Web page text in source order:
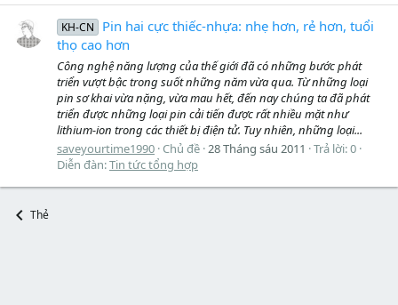
KH-CN
Pin hai cực thiếc-nhựa: nhẹ hơn, rẻ hơn, tuổi
thọ cao hơn
Công nghệ năng lượng của thế giới đã có những bước phát
triển vượt bậc trong suốt những năm vừa qua. Từ những loại
pin sơ khai vừa nặng, vừa mau hết, đến nay chúng ta đã phát
triển được những loại pin cải tiến được rất nhiều mặt như
lithium-ion trong các thiết bị điện tử. Tuy nhiên, những loại...
saveyourtime1990 Chủ đề 28 Tháng sáu 2011
Trả lời: 0
Diễn đàn:Tin tức tổng hợp
Thẻ